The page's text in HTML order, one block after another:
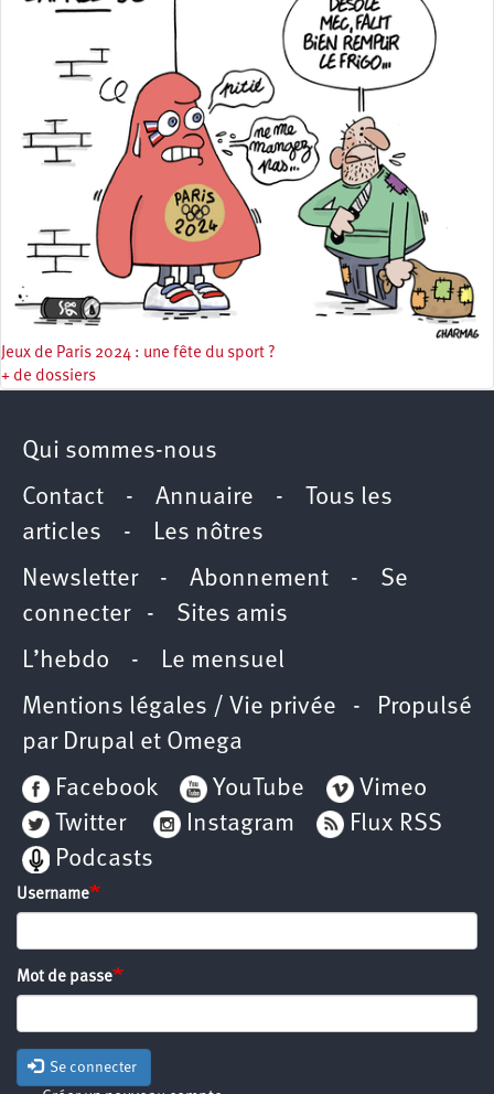
Jeux de Paris 2024 : une fête du sport ?
+ de dossiers
Qui sommes-nous
Contact - Annuaire -
Tous les
articles - Les nôtres
Newsletter- Abonnement - Se
connecter- Sites amis
L’hebdo - Le mensuel
Mentions légales / Vie privée - Propulsé
par Drupal et Omega
Facebook
YouTube
Vimeo
Twitter
Instagram
Flux RSS
Podcasts
Username
Mot de passe
Se connecter